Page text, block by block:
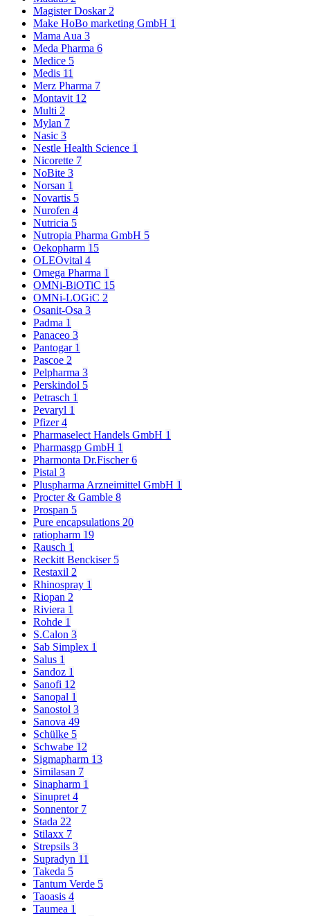
Magister Doskar 2
Make HoBo marketing GmbH 1
Mama Aua 3
Meda Pharma 6
Medice 5
Medis 11
Merz Pharma 7
Montavit 12
Multi 2
Mylan 7
Nasic 3
Nestle Health Science 1
Nicorette 7
NoBite 3
Norsan 1
Novartis 5
Nurofen 4
Nutricia 5
Nutropia Pharma GmbH 5
Oekopharm 15
OLEOvital 4
Omega Pharma 1
OMNi-BiOTiC 15
OMNi-LOGiC 2
Osanit-Osa 3
Padma 1
Panaceo 3
Pantogar 1
Pascoe 2
Pelpharma 3
Perskindol 5
Petrasch 1
Pevaryl 1
Pfizer4
Pharmaselect Handels GmbH 1
Pharmasgp GmbH 1
Pharmonta Dr.Fischer6
Pistal 3
Pluspharma Arzneimittel GmbH 1
Procter & Gamble 8
Prospan 5
Pure encapsulations 20
ratiopharm 19
Rausch 1
Reckitt Benckiser 5
Restaxil 2
Rhinospray 1
Riopan 2
Riviera 1
Rohde 1
S.Calon 3
Sab Simplex 1
Salus 1
Sandoz 1
Sanofi 12
Sanopal 1
Sanostol 3
Sanova 49
Schülke 5
Schwabe 12
Sigmapharm 13
Similasan 7
Sinapharm 1
Sinupret 4
Sonnentor 7
Stada 22
Stilaxx 7
Strepsils 3
Supradyn 11
Takeda 5
Tantum Verde 5
Taoasis 4
Taumea 1